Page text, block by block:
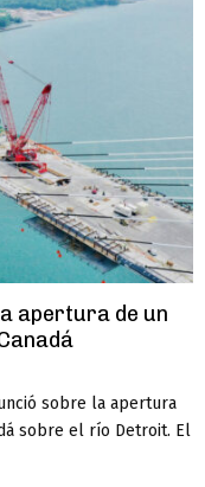
apertura de un
sobre la apertura
sobre el río Detroit. El